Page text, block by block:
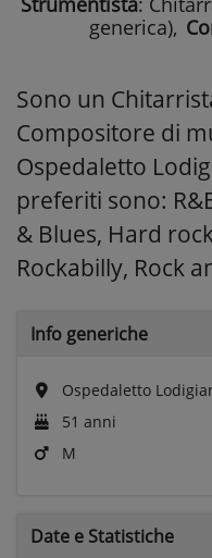
generica),
Sono un
Compositore di
Ospedaletto
preferiti sono:
& Blues, Hard
Rockabilly, Rock
Info generiche
Ospedaletto
51 anni
M
Date e Statistiche